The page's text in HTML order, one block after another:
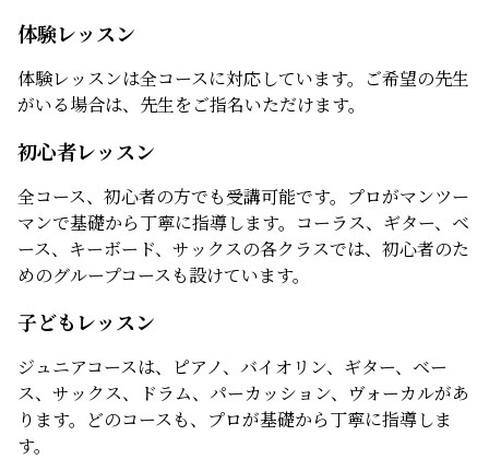
体験レッスン
体験レッスンは全コースに対応しています。ご希望の先生
がいる場合は、先生をご指名いただけます。
初心者レッスン
全コース、初心者の方でも受講可能です。プロがマンツー
マンで基礎から丁寧に指導します。コーラス、ギター、ベ
ース、キーボード、サックスの各クラスでは、初心者のた
めのグループコースも設けています。
子どもレッスン
ジュニアコースは、ピアノ、バイオリン、ギター、ベー
ス、サックス、ドラム、パーカッション、ヴォーカルがあ
ります。どのコースも、プロが基礎から丁寧に指導しま
す。